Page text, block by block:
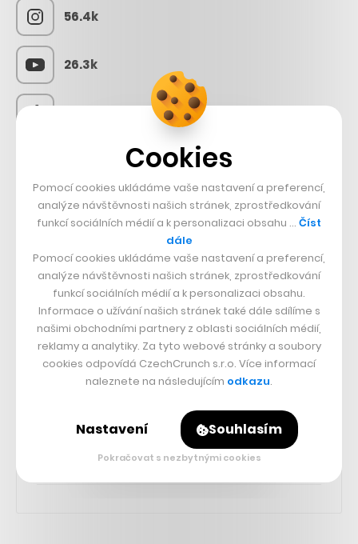
56.4k
26.3k
CZECHCRUNCH JOBS
Cookies
Pomocí cookies ukládáme vaše nastavení a preferencí,
analýze návštěvnosti našich stránek, zprostředkování
funkcí sociálních médií a k personalizaci obsahu … Číst
dále
Pomocí cookies ukládáme vaše nastavení a preferencí,
analýze návštěvnosti našich stránek, zprostředkování
funkcí sociálních médií a k personalizaci obsahu.
Informace o užívání našich stránek také dále sdílíme s
našimi obchodními partnery z oblasti sociálních médií,
reklamy a analytiky. Za tyto webové stránky a soubory
cookies odpovídá CzechCrunch s.r.o. Více informací
naleznete na následujícím odkazu.
Nastavení Souhlasím
Pokračovat s nezbytnými cookies